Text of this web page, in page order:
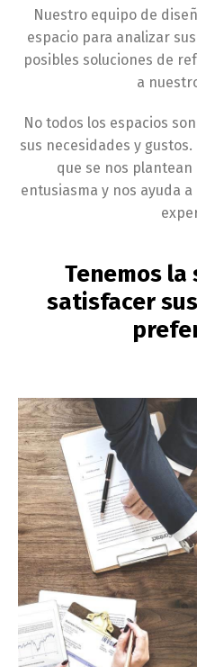
Nuestro equipo de
espacio para analizar
posibles soluciones de
a
No todos los espacios
sus necesidades y
que se nos
entusiasma y nos ayuda
Tenemos la
satisfacer